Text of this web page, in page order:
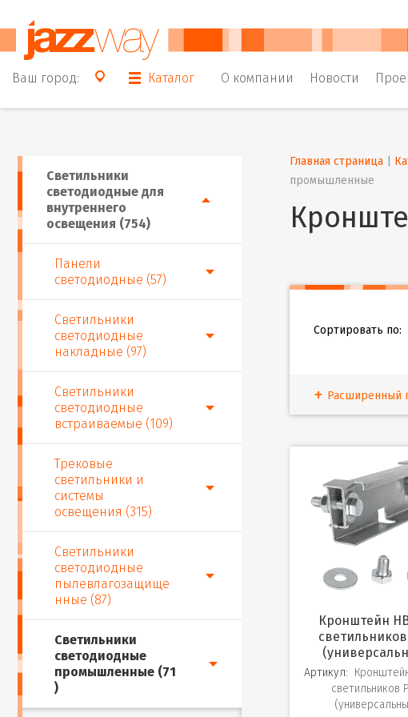
Ваш город: Каталог О компании Новости
Светильники
светодиодные для
внутреннего
освещения (754)
Панели
светодиодные (57)
Светильники
светодиодные
накладные (97)
Светильники
светодиодные
встраиваемые (109)
Трековые
светильники и
системы
освещения (315)
Светильники
светодиодные
пылевлагозащище
нные (87)
Светильники
светодиодные
промышленные (71
)
Главная страница
промышленные
Сортировать по:
Расширенный
Кронштейн HB для
светильников
Артикул:
светильников